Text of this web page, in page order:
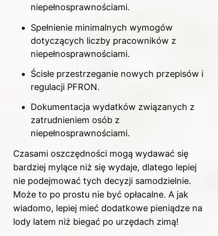
niepełnosprawnościami.
Spełnienie minimalnych wymogów
dotyczących liczby pracowników z
niepełnosprawnościami.
Ścisłe przestrzeganie nowych przepisów i
regulacji PFRON.
Dokumentacja wydatków związanych z
zatrudnieniem osób z
niepełnosprawnościami.
Czasami oszczędności mogą wydawać się
bardziej mylące niż się wydaje, dlatego lepiej
nie podejmować tych decyzji samodzielnie.
Może to po prostu nie być opłacalne. A jak
wiadomo, lepiej mieć dodatkowe pieniądze na
lody latem niż biegać po urzędach zimą!